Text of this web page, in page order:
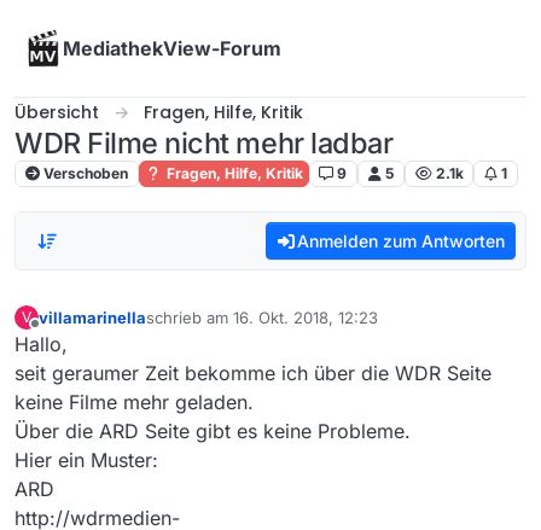
MediathekView-Forum
Übersicht Fragen, Hilfe, Kritik
WDR Filme nicht mehr ladbar
Verschoben Fragen, Hilfe, Kritik 9 5 2.1k 1
Anmelden zum Antworten
V
Offline
villamarinellaschrieb am 16. Okt. 2018, 12:23
zuletzt editiert von
Hallo,
seit geraumer Zeit bekomme ich über die WDR Seite
keine Filme mehr geladen.
Über die ARD Seite gibt es keine Probleme.
Hier ein Muster:
ARD
http://wdrmedien-